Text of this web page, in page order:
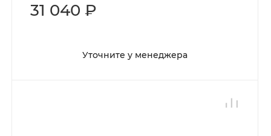
31 040 ₽
Уточните у менеджера